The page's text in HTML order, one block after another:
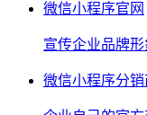
微信小程序官网
宣传企业品牌
微信小程序分